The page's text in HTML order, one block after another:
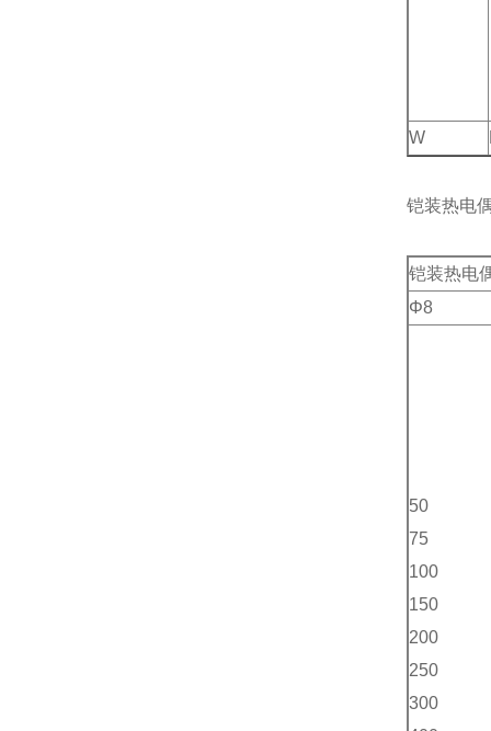
W
铠装热电
铠装热电
Φ8
50
75
100
150
200
250
300